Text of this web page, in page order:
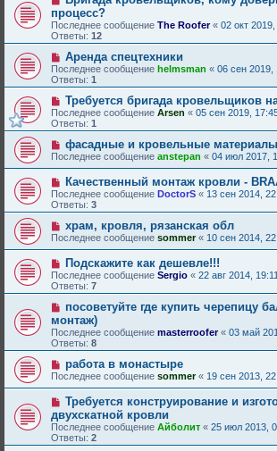
процесс?
Последнее сообщение The Roofer« 02 окт
Ответы: 12
Аренда спецтехники
Последнее сообщение helmsman « 06 сен 2019,
Ответы: 1
Требуется бригада кровельщиков
Последнее сообщение Arsen « 05 сен 2019,
Ответы: 1
фасадные и кровельные
Последнее сообщение anstepan « 04 июл 2017,
Качественный монтаж кровли -
Последнее сообщение DoctorS « 13 сен 2014,
Ответы: 3
храм, кровля, рязанская обл
Последнее сообщение sommer« 10 сен 2014,
Подскажите как дешевле!!!
Последнее сообщение Sergio « 22 авг 2014, 19:11
Ответы: 7
посоветуйте где купить черепицу
монтаж)
Последнее сообщение masterroofer« 03 май
Ответы: 8
работа в монастыре
Последнее сообщение sommer« 19 сен 2013,
Требуется конструирование и
двухскатной кровли
Последнее сообщение Айболит « 25 июл 2013,
Ответы: 2